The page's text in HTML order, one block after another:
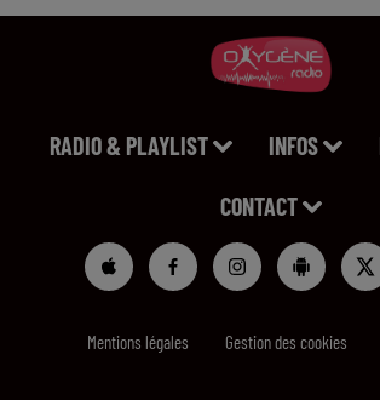
RADIO & PLAYLIST INFOS
CONTACT
Mentions légales Gestion des cookies